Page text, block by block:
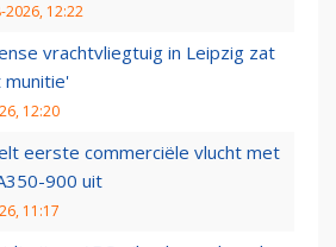
2026, 12:22
vrachtvliegtuig in Leipzig zat
12:20
eerste commerciële vlucht met
900 uit
11:17